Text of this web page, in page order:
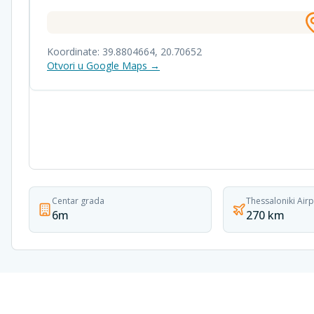
Koordinate: 39.8804664, 20.70652
Otvori u Google Maps →
Centar grada
6m
Thessaloniki
270 km